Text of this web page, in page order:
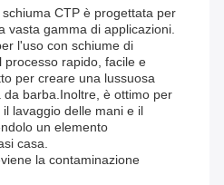
CTP è progettata per
vasta gamma di applicazioni.
l'uso con schiume di
rapido, facile e
per creare una lussuosa
barba.Inoltre, è ottimo per
lavaggio delle mani e il
un elemento
casa.
la contaminazione